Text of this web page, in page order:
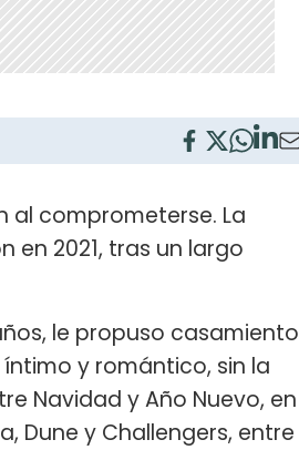
al comprometerse. La
en 2021, tras un largo
le propuso casamiento
y romántico, sin la
Navidad y Año Nuevo, en
Dune y Challengers, entre